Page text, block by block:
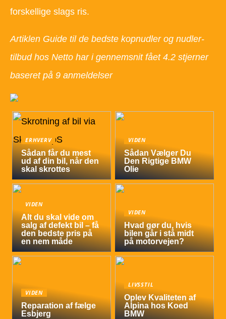
forskellige slags ris.
Artiklen Guide til de bedste kopnudler og nudler-
tilbud hos Netto har i gennemsnit fået 4.2 stjerner
baseret på 9 anmeldelser
ERHVERV
Sådan får du mest
ud af din bil, når den
skal skrottes
VIDEN
Sådan Vælger Du
Den Rigtige BMW
Olie
VIDEN
Alt du skal vide om
salg af defekt bil – få
den bedste pris på
en nem måde
VIDEN
Hvad gør du, hvis
bilen går i stå midt
på motorvejen?
VIDEN
Reparation af fælge
Esbjerg
LIVSSTIL
Oplev Kvaliteten af
Alpina hos Koed
BMW